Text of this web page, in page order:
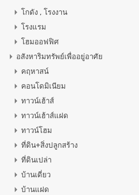
โกดัง , โรงงาน
โรงแรม
โฮมออฟฟิศ
อสังหาริมทรัพย์เพื่ออยู่อาศัย
คฤหาสน์
คอนโดมิเนียม
ทาวน์เฮ้าส์
ทาวน์เฮ้าส์แฝด
ทาวน์โฮม
ที่ดิน+สิ่งปลูกสร้าง
ที่ดินเปล่า
บ้านเดี่ยว
บ้านแฝด